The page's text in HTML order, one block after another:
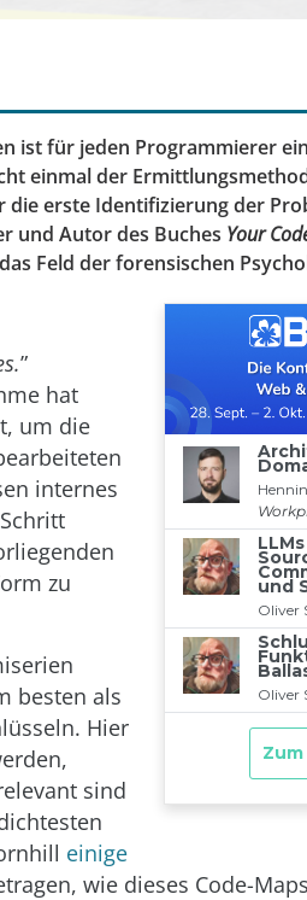
ist für jeden Programmierer
einmal der
die erste Identifizierung der
und Autor des Buches Your
Feld der forensischen
”
hat
um die
internes
zu
besten als
Hier
sind
einige
wie dieses Code-